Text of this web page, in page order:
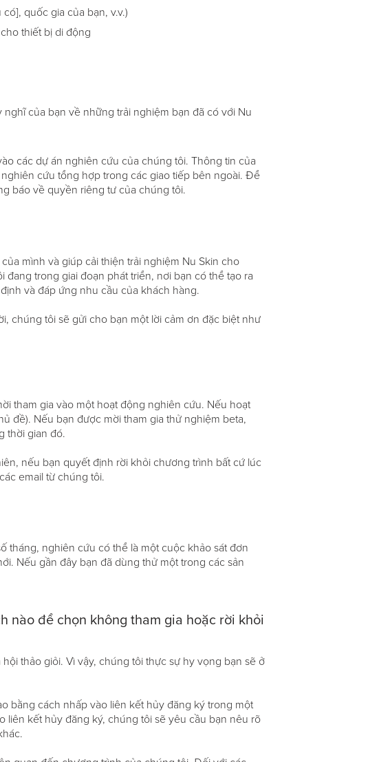
quốc gia của bạn, v.v.)
thiết bị di động
của bạn về những trải nghiệm bạn đã có với Nu
các dự án nghiên cứu của chúng tôi. Thông tin của
cứu tổng hợp trong các giao tiếp bên ngoài. Để
báo về quyền riêng tư của chúng tôi.
mình và giúp cải thiện trải nghiệm Nu Skin cho
trong giai đoạn phát triển, nơi bạn có thể tạo ra
và đáp ứng nhu cầu của khách hàng.
chúng tôi sẽ gửi cho bạn một lời cảm ơn đặc biệt như
tham gia vào một hoạt động nghiên cứu. Nếu hoạt
đề). Nếu bạn được mời tham gia thử nghiệm beta,
thời gian đó.
nếu bạn quyết định rời khỏi chương trình bất cứ lúc
email từ chúng tôi.
tháng, nghiên cứu có thể là một cuộc khảo sát đơn
Nếu gần đây bạn đã dùng thử một trong các sản
nào để chọn không tham gia hoặc rời khỏi
thảo giỏi. Vì vậy, chúng tôi thực sự hy vọng bạn sẽ ở
bằng cách nhấp vào liên kết hủy đăng ký trong một
kết hủy đăng ký, chúng tôi sẽ yêu cầu bạn nêu rõ